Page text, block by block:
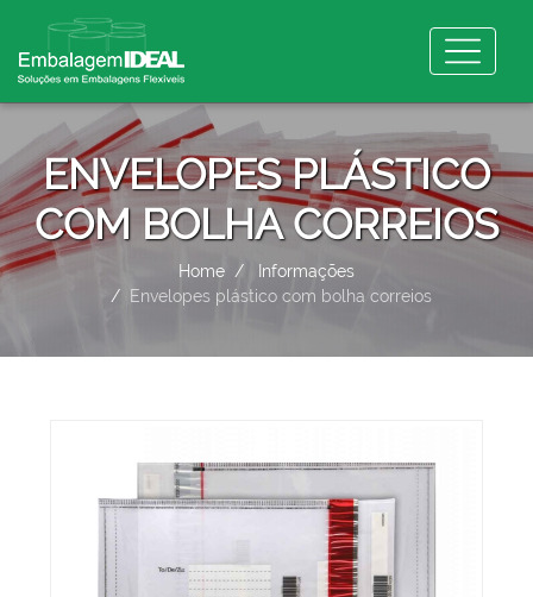
ENVELOPES PLÁSTICO
COM BOLHA CORREIOS
Home
Informações
Envelopes plástico com bolha correios